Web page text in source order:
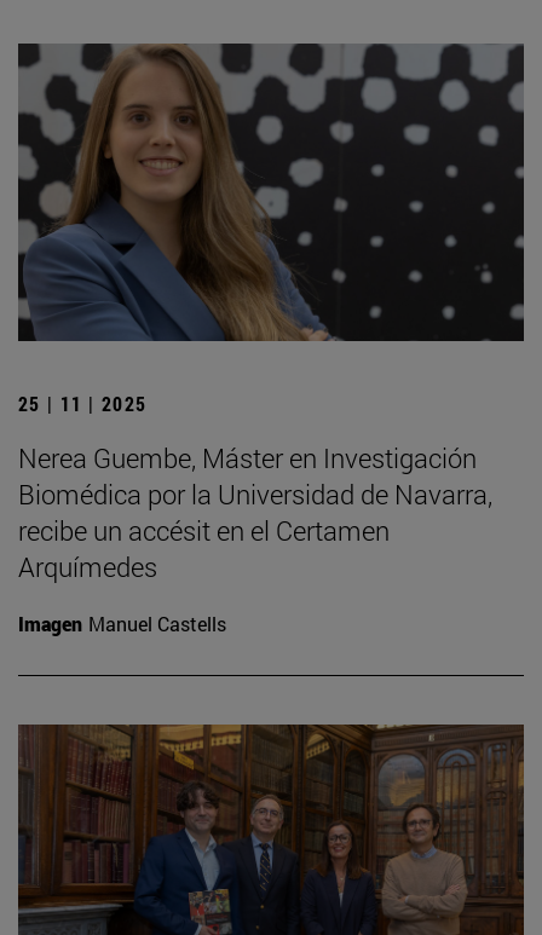
25 | 11 | 2025
Nerea Guembe, Máster en Investigación
Biomédica por la Universidad de Navarra,
recibe un accésit en el Certamen
Arquímedes
Imagen Manuel Castells